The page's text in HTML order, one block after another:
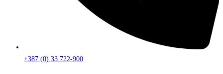
+387 (0) 33 722-900